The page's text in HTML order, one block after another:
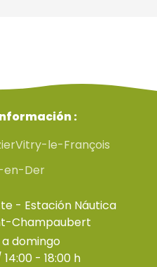
:
Vitry-le-François
en-Der
- Estación Náutica
Champaubert
domingo
14:00 - 18:00 h